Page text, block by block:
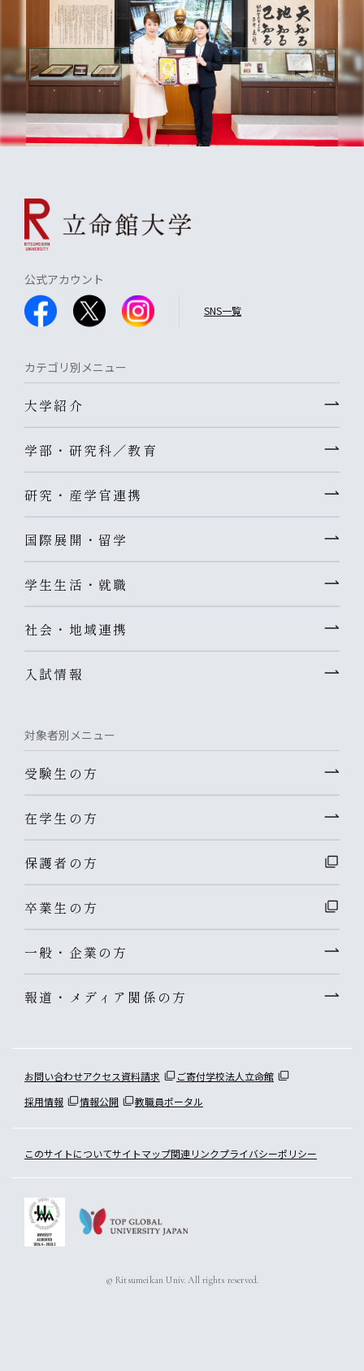
公式アカウント
SNS一覧
カテゴリ別メニュー
大学紹介
学部・研究科／教育
研究・産学官連携
国際展開・留学
学生生活・就職
社会・地域連携
入試情報
対象者別メニュー
受験生の方
在学生の方
保護者の方
卒業生の方
一般・企業の方
報道・メディア関係の方
お問い合わせアクセス資料請求 ご寄付学校法人立命館
採用情報
情報公開 教職員ポータル
このサイトについてサイトマップ関連リンクプライバシーポリシー
© Ritsumeikan Univ. All rights reserved.